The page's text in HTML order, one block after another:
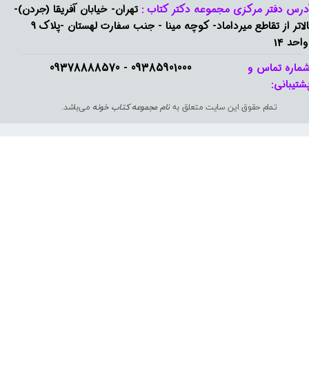
09385901000 - 09378888570​​​​​​​
دفتر مرکزی مجموعه دکتر کتاب : تهران- خیابان آفریقا (جردن)-
بالاتر از تقاطع میرداماد- کوچه مینا - جنب سفارت لهستان -پلاک 9
14
تمام حقوق این سایت متعلق بهنام مجموعه کتاب خونه می‌باشد.
تماس و